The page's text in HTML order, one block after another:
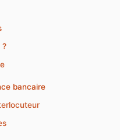
?
bancaire